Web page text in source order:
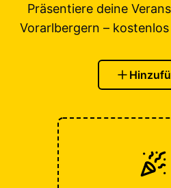
Präsentiere deine
Vorarlbergern –